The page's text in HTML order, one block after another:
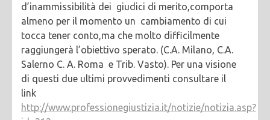
d’inammissibilità dei giudici di merito,comporta
almeno per il momento un cambiamento di cui
tocca tener conto,ma che molto difficilmente
raggiungerà l’obiettivo sperato. (C.A. Milano, C.A.
Salerno C. A. Roma e Trib. Vasto). Per una visione
di questi due ultimi provvedimenti consultare il
link
http://www.professionegiustizia.it/notizie/notizia.asp?